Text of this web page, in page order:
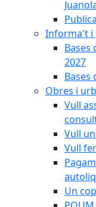
Informa't i
Bases
2027
Bases
Obres i
Vull
Vull
Vull
Un